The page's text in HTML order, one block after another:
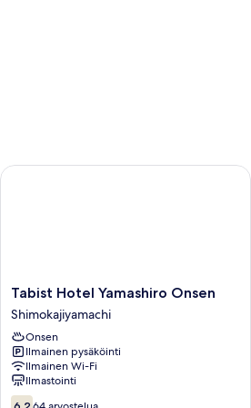
Tabist
Hotel
Yamashiro
Onsen
Shimokajiyamachi
Tabist Hotel Yamashiro Onsen
Shimokajiyamachi
Onsen
Ilmainen pysäköinti
Ilmainen Wi-Fi
Ilmastointi
6.2
Tabist Hotel Yamashiro Onsen